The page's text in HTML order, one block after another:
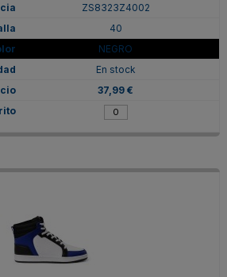
ZS8323Z4002
40
NEGRO
En stock
37,99 €